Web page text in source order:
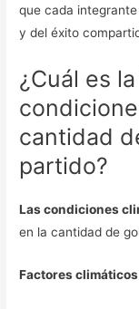
que cada
y del éxito
¿Cuál es
cantidad
partido?
Las condiciones
en la cantidad de
Factores